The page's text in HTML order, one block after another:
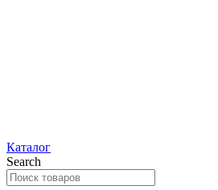
Каталог
Search